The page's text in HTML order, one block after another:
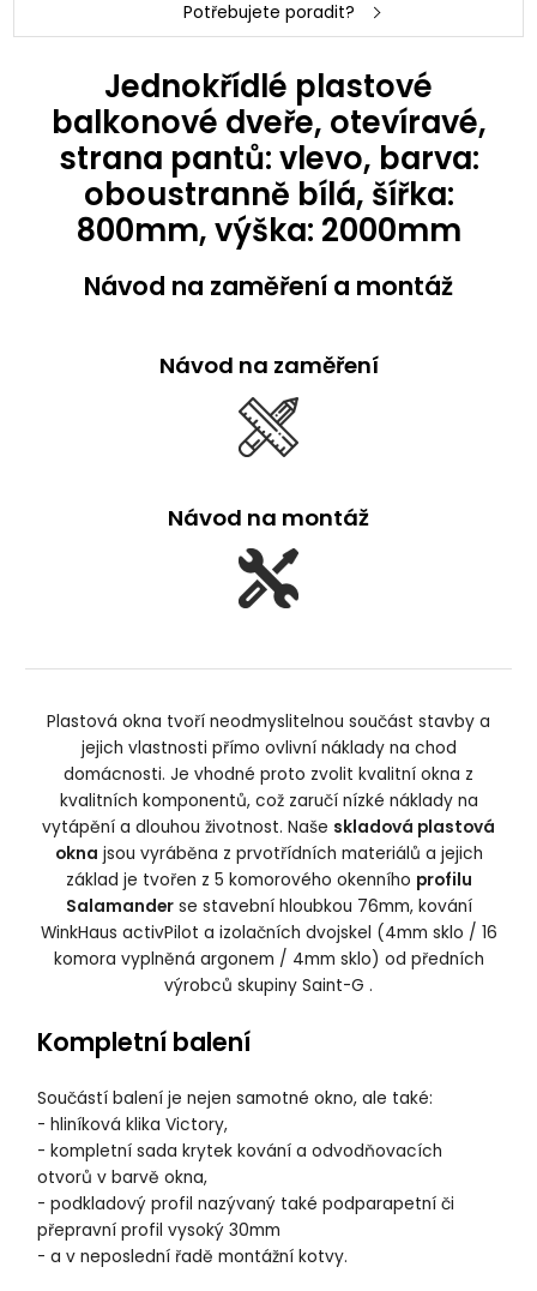
Potřebujete poradit?
Jednokřídlé plastové
balkonové dveře, otevíravé,
strana pantů: vlevo, barva:
oboustranně bílá, šířka:
800mm, výška: 2000mm
Návod na zaměření a montáž
Návod na zaměření
Návod na montáž
Plastová okna tvoří neodmyslitelnou součást stavby a
jejich vlastnosti přímo ovlivní náklady na chod
domácnosti. Je vhodné proto zvolit kvalitní okna z
kvalitních komponentů, což zaručí nízké náklady na
vytápění a dlouhou životnost. Naše skladová plastová
okna jsou vyráběna z prvotřídních materiálů a jejich
základ je tvořen z 5 komorového okenního profilu
Salamanderse stavební hloubkou 76mm, kování
WinkHaus activPilot a izolačních dvojskel (4mm sklo / 16
komora vyplněná argonem / 4mm sklo) od předních
výrobců skupiny Saint-G .
Kompletní balení
Součástí balení je nejen samotné okno, ale také:
- hliníková klika Victory,
- kompletní sada krytek kování a odvodňovacích
otvorů v barvě okna,
- podkladový profil nazývaný také podparapetní či
přepravní profil vysoký 30mm
- a v neposlední řadě montážní kotvy.